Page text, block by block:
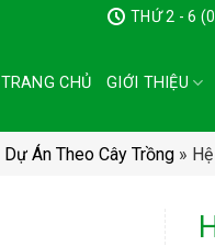
THỨ 2 - 6
TRANG CHỦ GIỚI THIỆU
Dự Án Theo Cây Trồng »